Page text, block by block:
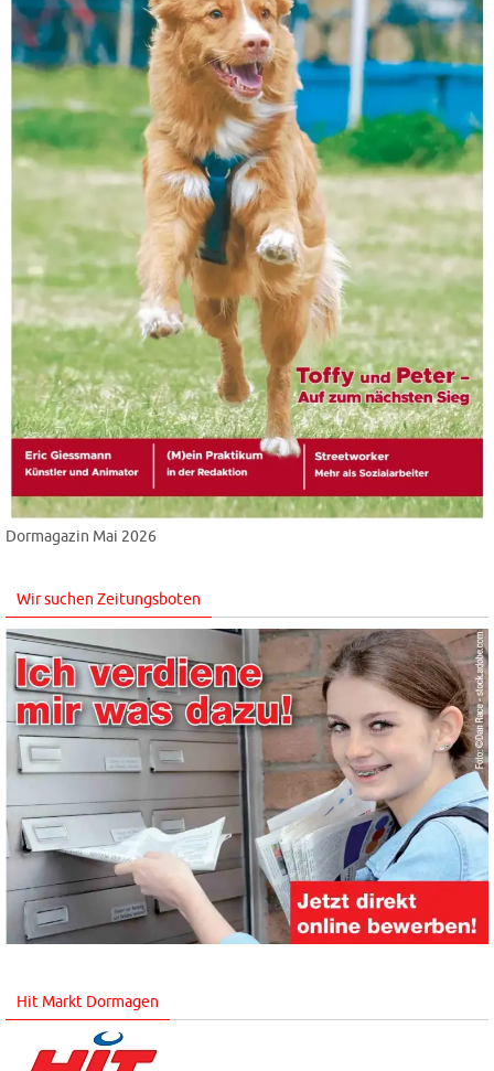
Dormagazin Mai 2026
Wir suchen Zeitungsboten
Hit Markt Dormagen